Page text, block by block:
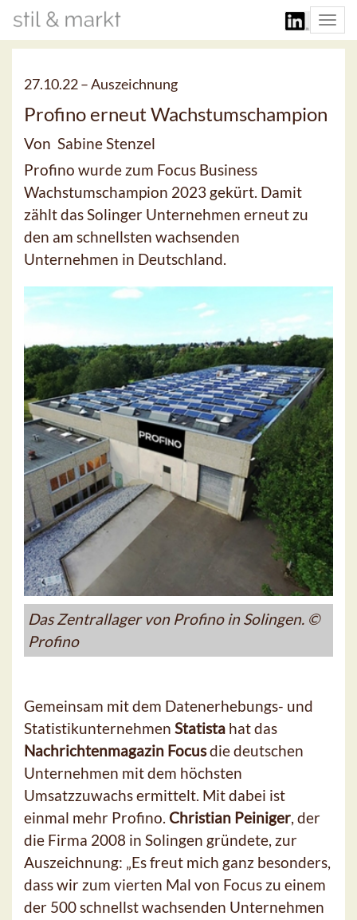
27.10.22 –Auszeichnung
Profino erneut Wachstumschampion
Von Sabine Stenzel
Profino wurde zum Focus Business
Wachstumschampion 2023 gekürt. Damit
zählt das Solinger Unternehmen erneut zu
den am schnellsten wachsenden
Unternehmen in Deutschland.
Das Zentrallager von Profino in Solingen. ©
Profino
Gemeinsam mit dem Datenerhebungs- und
Statistikunternehmen Statista hat das
Nachrichtenmagazin Focusdie deutschen
Unternehmen mit dem höchsten
Umsatzzuwachs ermittelt. Mit dabei ist
einmal mehr Profino. Christian Peiniger, der
die Firma 2008 in Solingen gründete, zur
Auszeichnung: „Es freut mich ganz besonders,
dass wir zum vierten Mal von Focus zu einem
der 500 schnellst wachsenden Unternehmen